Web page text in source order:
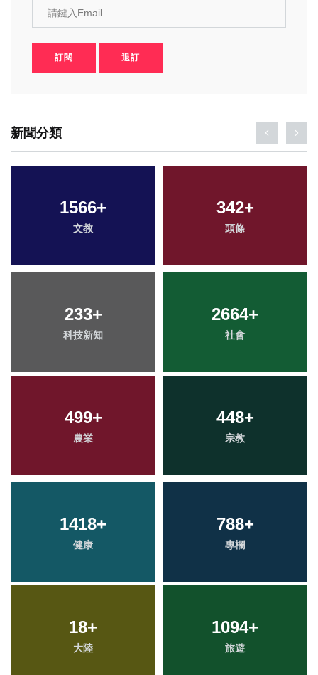
請鍵入Email
訂閱 退訂
新聞分類
1566+
文教
342+
頭條
233+
科技新知
2664+
社會
499+
農業
448+
宗教
1418+
健康
788+
專欄
18+
大陸
1094+
旅遊